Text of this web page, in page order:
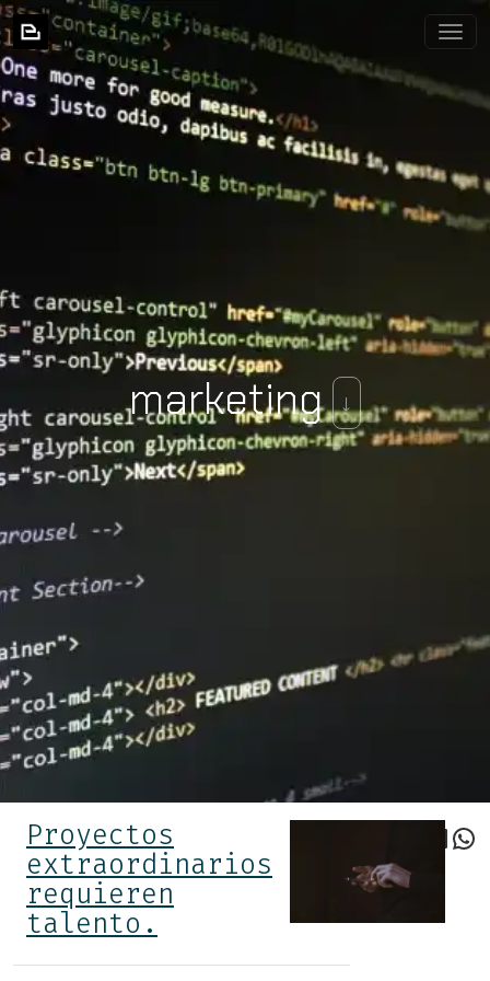
BIXNIA
marketing ↓
Twitter
Proyectos
extraordinarios
requieren
talento.